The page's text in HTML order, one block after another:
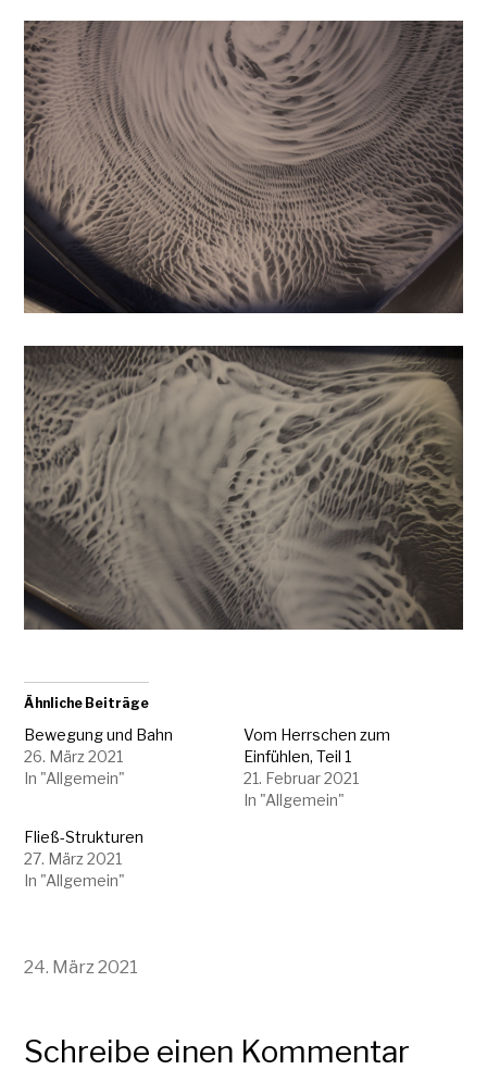
Ähnliche Beiträge
Bewegung und Bahn
26. März 2021
In "Allgemein"
Vom Herrschen zum
Einfühlen, Teil 1
21. Februar 2021
In "Allgemein"
Fließ-Strukturen
27. März 2021
In "Allgemein"
24. März 2021
Schreibe einen Kommentar